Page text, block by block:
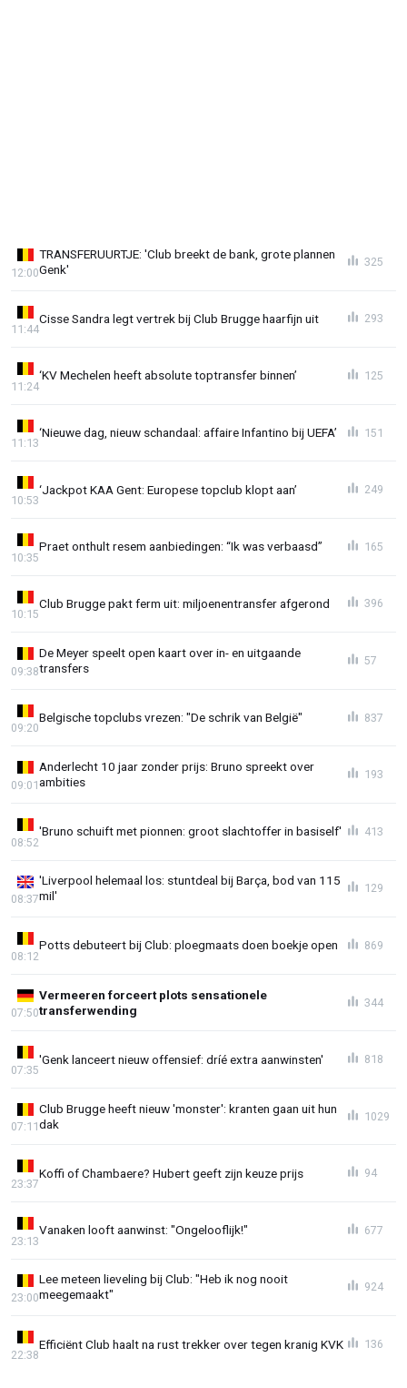
TRANSFERUURTJE: 'Club breekt de bank, grote plannen
Genk'
12:00
325
Cisse Sandra legt vertrek bij Club Brugge haarfijn uit
11:44
293
‘KV Mechelen heeft absolute toptransfer binnen’
11:24
125
‘Nieuwe dag, nieuw schandaal: affaire Infantino bij UEFA’
11:13
151
‘Jackpot KAA Gent: Europese topclub klopt aan’
10:53
249
Praet onthult resem aanbiedingen: “Ik was verbaasd”
10:35
165
Club Brugge pakt ferm uit: miljoenentransfer afgerond
10:15
396
De Meyer speelt open kaart over in- en uitgaande
transfers
09:38
57
Belgische topclubs vrezen: "De schrik van België"
09:20
837
Anderlecht 10 jaar zonder prijs: Bruno spreekt over
ambities
09:01
193
'Bruno schuift met pionnen: groot slachtoffer in basiself'
08:52
413
'Liverpool helemaal los: stuntdeal bij Barça, bod van 115
mil'
08:37
129
Potts debuteert bij Club: ploegmaats doen boekje open
08:12
869
Vermeeren forceert plots sensationele
transferwending
07:50
344
'Genk lanceert nieuw offensief: dríé extra aanwinsten'
07:35
818
Club Brugge heeft nieuw 'monster': kranten gaan uit hun
dak
07:11
1029
Koffi of Chambaere? Hubert geeft zijn keuze prijs
23:37
94
Vanaken looft aanwinst: "Ongelooflijk!"
23:13
677
Lee meteen lieveling bij Club: "Heb ik nog nooit
meegemaakt"
23:00
924
Efficiënt Club haalt na rust trekker over tegen kranig KVK
22:38
136